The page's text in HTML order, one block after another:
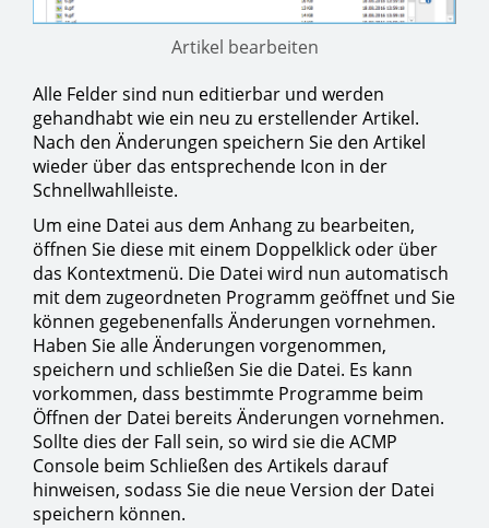
Artikel bearbeiten
Alle Felder sind nun editierbar und werden
gehandhabt wie ein neu zu erstellender Artikel.
Nach den Änderungen speichern Sie den Artikel
wieder über das entsprechende Icon in der
Schnellwahlleiste.
Um eine Datei aus dem Anhang zu bearbeiten,
öffnen Sie diese mit einem Doppelklick oder über
das Kontextmenü. Die Datei wird nun automatisch
mit dem zugeordneten Programm geöffnet und Sie
können gegebenenfalls Änderungen vornehmen.
Haben Sie alle Änderungen vorgenommen,
speichern und schließen Sie die Datei. Es kann
vorkommen, dass bestimmte Programme beim
Öffnen der Datei bereits Änderungen vornehmen.
Sollte dies der Fall sein, so wird sie die ACMP
Console beim Schließen des Artikels darauf
hinweisen, sodass Sie die neue Version der Datei
speichern können.